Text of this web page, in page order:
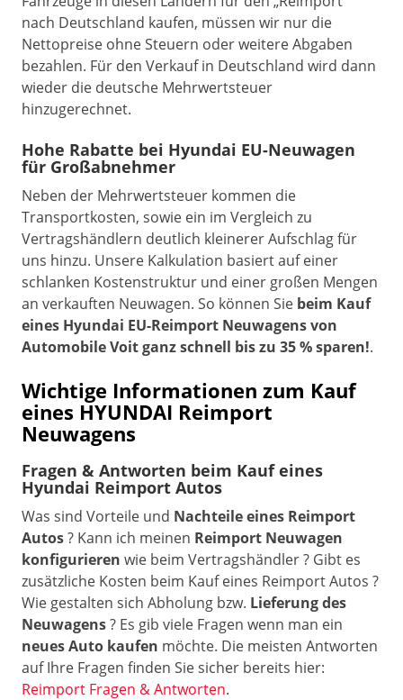
nach Deutschland kaufen, müssen wir nur die
Nettopreise ohne Steuern oder weitere Abgaben
bezahlen. Für den Verkauf in Deutschland wird dann
wieder die deutsche Mehrwertsteuer
hinzugerechnet.
Hohe Rabatte bei Hyundai EU-Neuwagen
für Großabnehmer
Neben der Mehrwertsteuer kommen die
Transportkosten, sowie ein im Vergleich zu
Vertragshändlern deutlich kleinerer Aufschlag für
uns hinzu. Unsere Kalkulation basiert auf einer
schlanken Kostenstruktur und einer großen Mengen
an verkauften Neuwagen. So können Sie beim Kauf
eines Hyundai EU-Reimport Neuwagens von
Automobile Voit ganz schnell bis zu 35 % sparen!.
Wichtige Informationen zum Kauf
eines HYUNDAI Reimport
Neuwagens
Fragen & Antworten beim Kauf eines
Hyundai Reimport Autos
Was sind Vorteile und Nachteile eines Reimport
Autos? Kann ich meinen Reimport Neuwagen
konfigurieren wie beim Vertragshändler ? Gibt es
zusätzliche Kosten beim Kauf eines Reimport Autos ?
Wie gestalten sich Abholung bzw. Lieferung des
Neuwagens? Es gib viele Fragen wenn man ein
neues Auto kaufen möchte. Die meisten Antworten
auf Ihre Fragen finden Sie sicher bereits hier:
Reimport Fragen & Antworten.